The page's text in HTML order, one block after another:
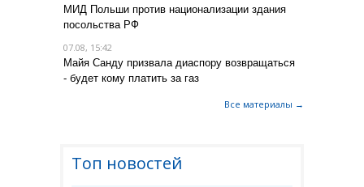
МИД Польши против национализации здания
посольства РФ
07.08, 15:42
Майя Санду призвала диаспору возвращаться
- будет кому платить за газ
Все материалы →
Топ новостей